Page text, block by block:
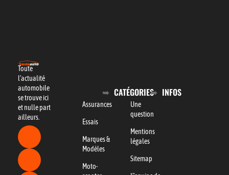
Toute
l’actualité
automobile
se trouve ici
et nulle part
ailleurs.
CATÉGORIES
Assurances
Essais
Marques &
Modèles
Moto-
INFOS
Une
question
Mentions
légales
Sitemap